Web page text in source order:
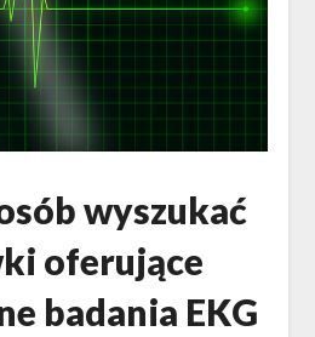
wyszukać
oferujące
badania EKG